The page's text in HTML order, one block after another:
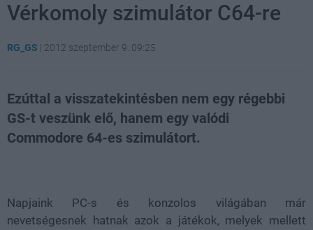
Vérkomoly szimulátor C64-re
RG_GS | 2012 szeptember 9. 09:25
Ezúttal a visszatekintésben nem egy régebbi
GS-t veszünk elő, hanem egy valódi
Commodore 64-es szimulátort.
Napjaink PC-s és konzolos világában már
nevetségesnek hatnak azok a játékok, melyek mellett